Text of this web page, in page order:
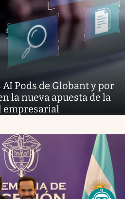
AI Pods de Globant y por
la nueva apuesta de la